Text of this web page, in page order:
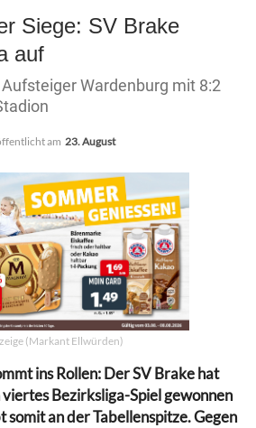
Siege: SV Brake
auf
Wardenburg mit 8:2
am 23. August
(Markant Ellwürden)
ins Rollen: Der SV Brake hat
viertes Bezirksliga-Spiel gewonnen
somit an der Tabellenspitze. Gegen